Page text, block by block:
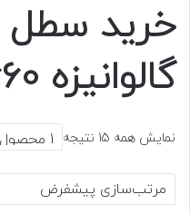
خرید سطل
گالوانیزه 660 لیتری
نمایش همه 15 نتیجه